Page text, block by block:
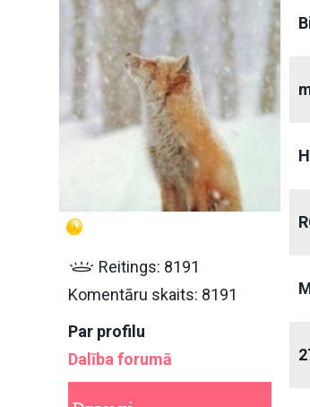
Reitings: 8191
Komentāru skaits: 8191
Par profilu
Dalība forumā